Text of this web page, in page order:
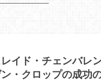
イド・チェンバレ
・クロップの成功